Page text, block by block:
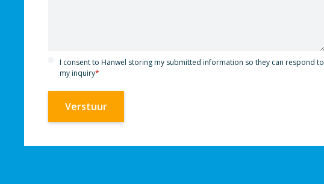
I consent to Hanwel storing my submitted information so they can respond to
my inquiry*